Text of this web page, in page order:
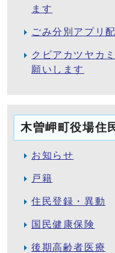
ます
ごみ分別アプリ
クビアカツヤカ
願いします
木曽岬町役場住
お知らせ
戸籍
住民登録・異動
国民健康保険
後期高齢者医療